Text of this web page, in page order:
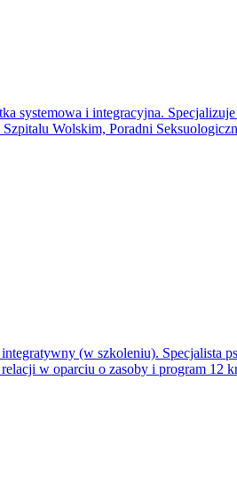
systemowa i integracyjna.
Wolskim, Poradni
(w szkoleniu). Specjalista
w oparciu o zasoby i program 12